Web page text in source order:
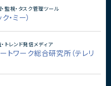
監視・タスク管理ツール
・ミー）
トレンド発信メディア
トワーク総合研究所（テレリ